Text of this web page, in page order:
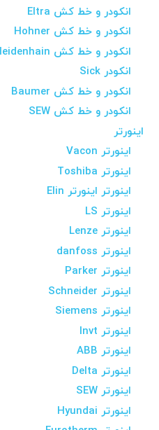
انکودر و خط کش Eltra
انکودر و خط کش Hohner
انکودر و خط کش Heidenhain
انکودر Sick
انکودر و خط کش Baumer
انکودر و خط کش SEW
اینورتر
اینورتر Vacon
اینورتر Toshiba
اینورتر اینورتر Elin
اینورتر LS
اینورتر Lenze
اینورتر danfoss
اینورتر Parker
اینورتر Schneider
اینورتر Siemens
اینورتر Invt
اینورتر ABB
اینورتر Delta
اینورتر SEW
اینورتر Hyundai